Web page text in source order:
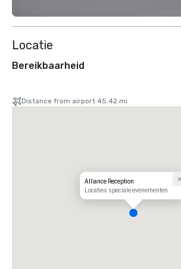
Locatie
Bereikbaarheid
Distance from airport 45.42 mi
Alliance Reception
Locaties speciale evenementen